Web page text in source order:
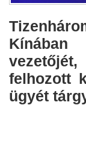
Kínában
felhozott
ügyét